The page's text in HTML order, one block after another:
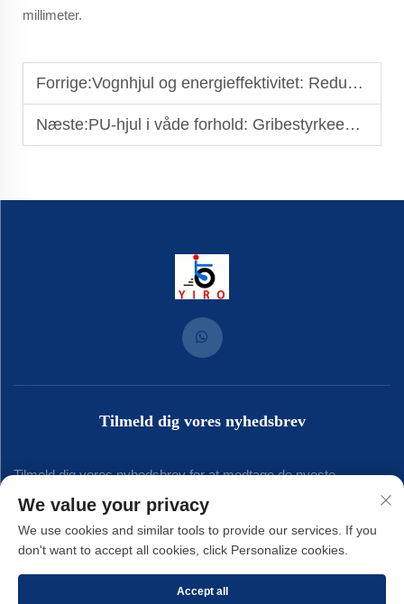
millimeter.
Forrige:Vognhjul og energieffektivitet: Reducer rullemodstand
Næste:PU-hjul i våde forhold: Gribestyrkeegenskaber
Tilmeld dig vores nyhedsbrev
Tilmeld dig vores nyhedsbrev for at modtage de nyeste
branchenyt, opdateringer og indsigt fra vores team.
We value your privacy
We use cookies and similar tools to provide our services. If you
don't want to accept all cookies, click Personalize cookies.
Accept all